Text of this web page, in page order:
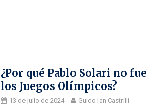
¿Por qué Pablo Solari no
los Juegos Olímpicos?
13 de julio de 2024 Guido Ian Castrilli